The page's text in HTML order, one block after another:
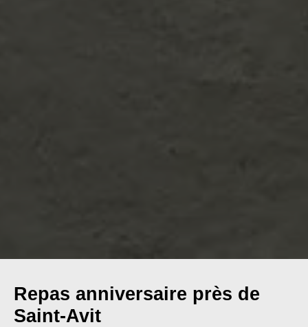
Repas anniversaire près de
Saint-Avit